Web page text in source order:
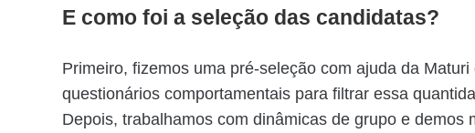
E como foi a seleção das candidatas?
Primeiro, fizemos uma pré-seleção com ajuda da Maturi
questionários comportamentais para filtrar essa
Depois, trabalhamos com dinâmicas de grupo e demos